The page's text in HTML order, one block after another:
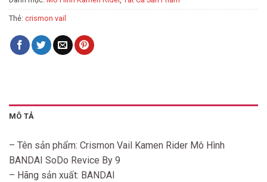
Thẻ: crismon vail
MÔ TẢ
– Tên sản phẩm: Crismon Vail Kamen Rider Mô Hình
BANDAI SoDo Revice By 9
– Hãng sản xuất: BANDAI